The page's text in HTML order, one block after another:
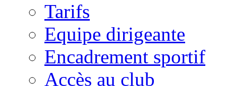
Tarifs
Equipe dirigeante
Encadrement sportif
Accès au club